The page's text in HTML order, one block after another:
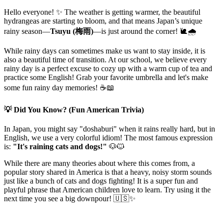
Hello everyone! ✨ The weather is getting warmer, the beautiful
hydrangeas are starting to bloom, and that means Japan’s unique
rainy season—Tsuyu (梅雨)—is just around the corner! 🐌🌧️
While rainy days can sometimes make us want to stay inside, it is
also a beautiful time of transition. At our school, we believe every
rainy day is a perfect excuse to cozy up with a warm cup of tea and
practice some English! Grab your favorite umbrella and let's make
some fun rainy day memories! ☕📖
💡 Did You Know? (Fun American Trivia)
In Japan, you might say "doshaburi" when it rains really hard, but in
English, we use a very colorful idiom! The most famous expression
is: "It's raining cats and dogs!" 🐶🐱
While there are many theories about where this comes from, a
popular story shared in America is that a heavy, noisy storm sounds
just like a bunch of cats and dogs fighting! It is a super fun and
playful phrase that American children love to learn. Try using it the
next time you see a big downpour! 🇺🇸✨